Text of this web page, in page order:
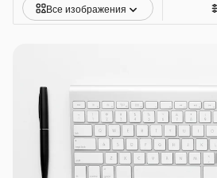
Все изображения